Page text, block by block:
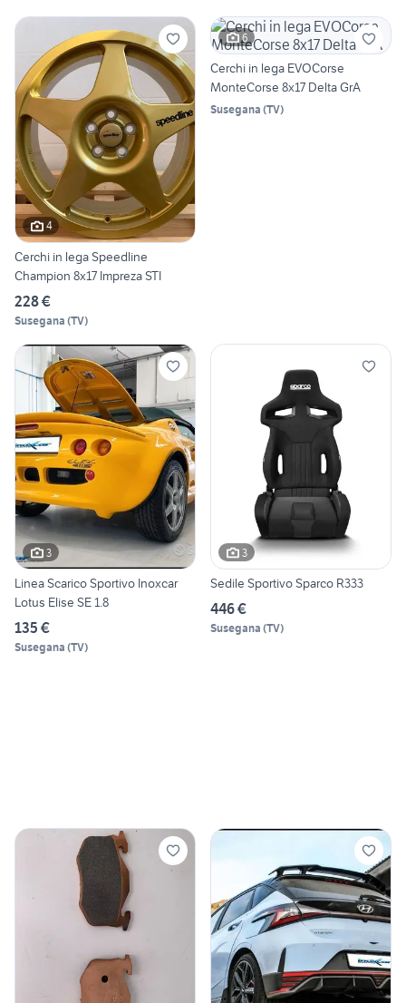
4
Cerchi in lega Speedline
Champion 8x17 Impreza STI
228 €
Susegana (TV)
6
Cerchi in lega EVOCorse
MonteCorse 8x17 Delta GrA
Susegana (TV)
3
Linea Scarico Sportivo Inoxcar
Lotus Elise SE 1.8
135 €
Susegana (TV)
3
Sedile Sportivo Sparco R333
446 €
Susegana (TV)